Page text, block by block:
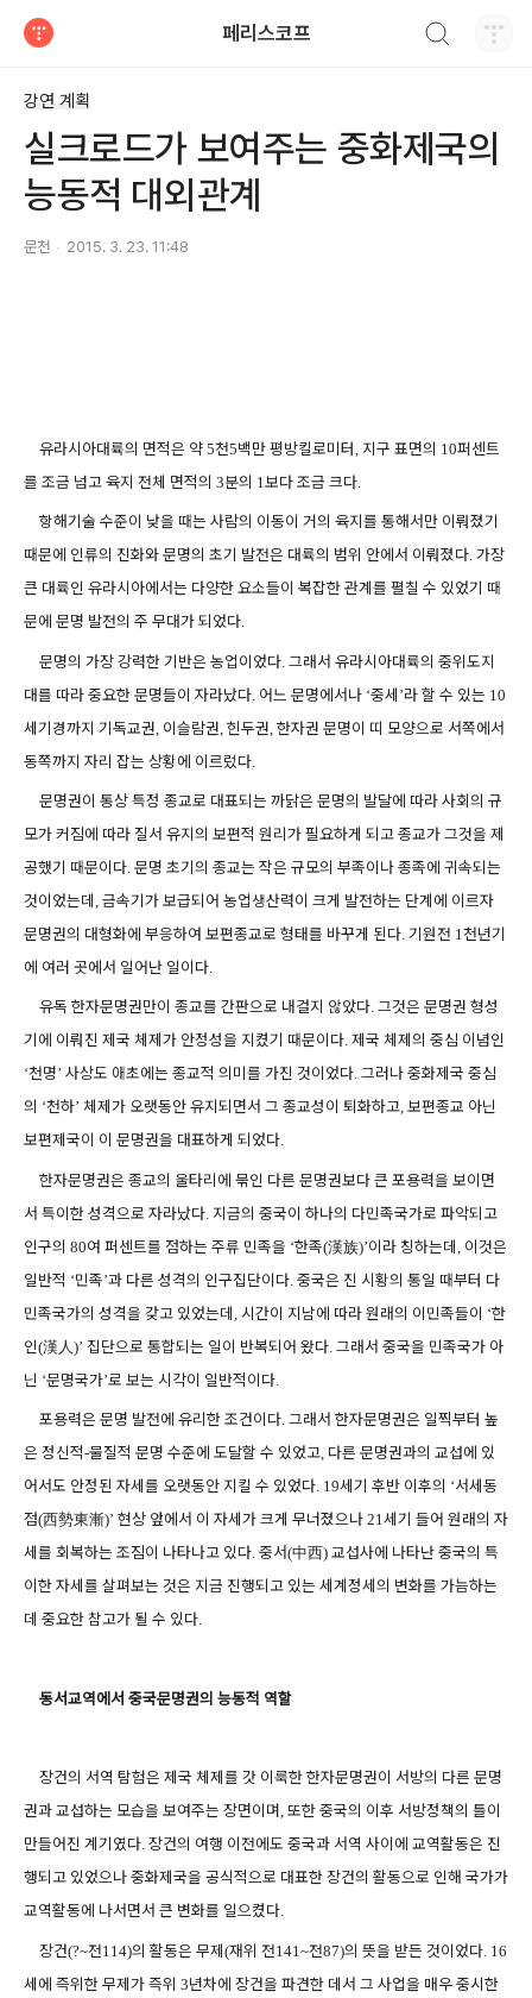
페리스코프
강연 계획
실크로드가 보여주는 중화제국의
능동적 대외관계
문천 2015. 3. 23. 11:48
유라시아대륙의 면적은 약5천5백만 평방킬로미터 지구 표면의 10퍼센트
를 조금 넘고 육지 전체 면적의 3분의 1 보다 조금 크다
항해기술 수준이 낮을 때는 사람의 이동이 거의 육지를 통해서만 이뤄졌기
때문에 인류의 진화와 문명의 초기 발전은 대륙의 범위 안에서 이뤄졌다. 가장
큰 대륙인 유라시아에서는 다양한 요소들이 복잡한 관계를 펼칠 수 있었기 때
문에 문명 발전의 주 무대가 되었다.
문명의 가장 강력한 기반은 농업이었다 .그래서 유라시아대륙의 중위도지
대를 따라 중요한 문명들이 자라났다 어느 문명에서나 ‘중세 ’라 할 수 있는 10
세기경까지 기독교권 이슬람권 힌두권 한자권 문명이 띠 모양으로 서쪽에서
동쪽까지 자리 잡는 상황에 이르렀다
문명권이 통상 특정 종교로 대표되는 까닭은 문명의 발달에 따라 사회의 규
모가 커짐에 따라 질서 유지의 보편적 원리가 필요하게 되고 종교가 그것을 제
공했기 때문이다 문명 초기의 종교는 작은 규모의 부족이나 종족에 귀속되는
것이었는데 금속기가 보급되어 농업생산력이 크게 발전하는 단계에 이르자
문명권의 대형화에 부응하여 보편종교로 형태를 바꾸게 된다 기원전 1 천년기
에 여러 곳에서 일어난 일이다
유독 한자문명권만이 종교를 간판으로 내걸지 않았다.그것은 문명권 형성
기에 이뤄진 제국 체제가 안정성을 지켰기 때문이다. 제국 체제의 중심 이념인
‘천명’ 사상도 애초에는 종교적 의미를 가진 것이었다. 그러나 중화제국 중심
의 ‘천하’ 체제가 오랫동안 유지되면서 그 종교성이 퇴화하고, 보편종교 아닌
보편제국이 이 문명권을 대표하게 되었다.
한자문명권은 종교의 울타리에 묶인 다른 문명권보다 큰 포용력을 보이면
서 특이한 성격으로 자라났다 지금의 중국이 하나의 다민족국가로 파악되고
인구의 80여 퍼센트를 점하는 주류 민족을 ‘한족(漢族)’이라 칭하는데 이것은
일반적 ‘민족’과 다른 성격의 인구집단이다 중국은 진 시황의 통일 때부터 다
민족국가의 성격을 갖고 있었는데 시간이 지남에 따라 원래의 이민족들이 ‘한
인(漢人 )’ 집단으로 통합되는 일이 반복되어 왔다 그래서 중국을 민족국가 아
닌 ‘문명국가’로 보는 시각이 일반적이다
포용력은 문명 발전에 유리한 조건이다 .그래서 한자문명권은 일찍부터 높
은 정신적-물질적 문명 수준에 도달할 수 있었고 다른 문명권과의 교섭에 있
어서도 안정된 자세를 오랫동안 지킬 수 있었다 . 19세기 후반 이후의 ‘서세동
점(西勢東漸)’ 현상 앞에서 이 자세가 크게 무너졌으나 21 세기 들어 원래의 자
세를 회복하는 조짐이 나타나고 있다 중서(中西) 교섭사에 나타난 중국의 특
이한 자세를 살펴보는 것은 지금 진행되고 있는 세계정세의 변화를 가늠하는
데 중요한 참고가 될 수 있다
동서교역에서 중국문명권의 능동적 역할
장건의 서역 탐험은 제국 체제를 갓 이룩한 한자문명권이 서방의 다른 문명
권과 교섭하는 모습을 보여주는 장면이며, 또한 중국의 이후 서방정책의 틀이
만들어진 계기였다. 장건의 여행 이전에도 중국과 서역 사이에 교역활동은 진
행되고 있었으나 중화제국을 공식적으로 대표한 장건의 활동으로 인해 국가가
교역활동에 나서면서 큰 변화를 일으켰다.
장건(?~전114)의 활동은 무제(재위 전141~전87)의 뜻을 받든 것이었다 . 16
세에 즉위한 무제가 즉위 3년차에 장건을 파견한 데서 그 사업을 매우 중시한